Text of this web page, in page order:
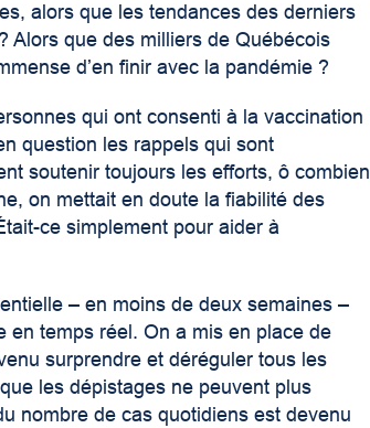
alors que les tendances des derniers
Alors que des milliers de Québécois
d’en finir avec la pandémie ?
qui ont consenti à la vaccination
question les rappels qui sont
soutenir toujours les efforts, ô combien
on mettait en doute la fiabilité des
ce simplement pour aider à
– en moins de deux semaines –
en temps réel. On a mis en place de
surprendre et déréguler tous les
les dépistages ne peuvent plus
nombre de cas quotidiens est devenu